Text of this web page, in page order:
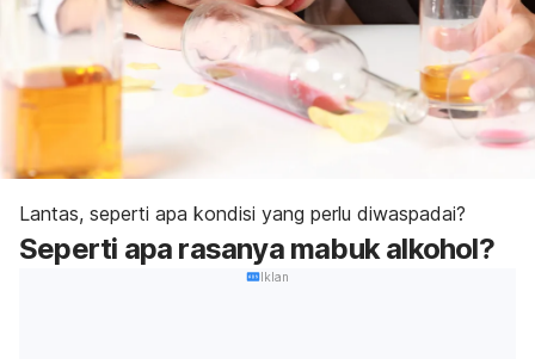
Lantas, seperti apa kondisi yang perlu diwaspadai?
Seperti apa rasanya mabuk alkohol?
Iklan